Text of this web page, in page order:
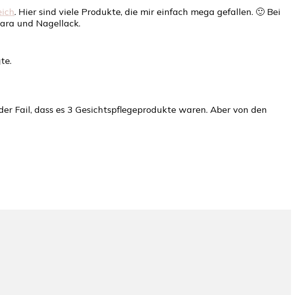
. Hier sind viele Produkte, die mir einfach mega gefallen. 🙂 Bei
und Nagellack.
Fail, dass es 3 Gesichtspflegeprodukte waren. Aber von den